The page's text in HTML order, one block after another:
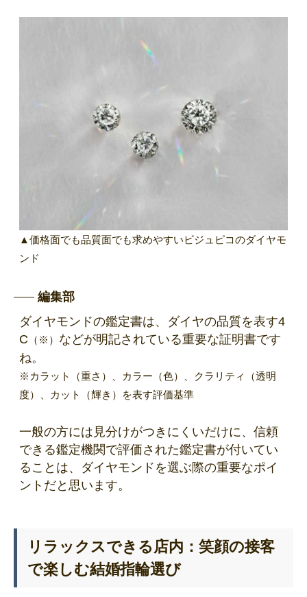
▲価格面でも品質面でも求めやすいビジュピコのダイヤモ
ンド
編集部
ダイヤモンドの鑑定書は、ダイヤの品質を表す4
C （※） などが明記されている重要な証明書です
ね。
※カラット（重さ）、カラー（色）、クラリティ（透明
度）、カット（輝き）を表す評価基準
一般の方には見分けがつきにくいだけに、信頼
できる鑑定機関で評価された鑑定書が付いてい
ることは、ダイヤモンドを選ぶ際の重要なポイ
ントだと思います。
リラックスできる店内：笑顔の接客
で楽しむ結婚指輪選び